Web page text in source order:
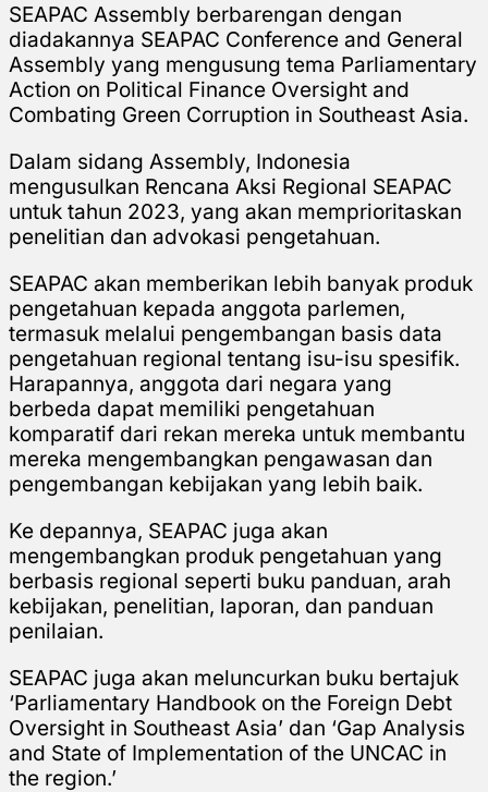
SEAPAC Assembly berbarengan dengan
diadakannya SEAPAC Conference and General
Assembly yang mengusung tema Parliamentary
Action on Political Finance Oversight and
Combating Green Corruption in Southeast Asia.
Dalam sidang Assembly, Indonesia
mengusulkan Rencana Aksi Regional SEAPAC
untuk tahun 2023, yang akan memprioritaskan
penelitian dan advokasi pengetahuan.
SEAPAC akan memberikan lebih banyak produk
pengetahuan kepada anggota parlemen,
termasuk melalui pengembangan basis data
pengetahuan regional tentang isu-isu spesifik.
Harapannya, anggota dari negara yang
berbeda dapat memiliki pengetahuan
komparatif dari rekan mereka untuk membantu
mereka mengembangkan pengawasan dan
pengembangan kebijakan yang lebih baik.
Ke depannya, SEAPAC juga akan
mengembangkan produk pengetahuan yang
berbasis regional seperti buku panduan, arah
kebijakan, penelitian, laporan, dan panduan
penilaian.
SEAPAC juga akan meluncurkan buku bertajuk
‘Parliamentary Handbook on the Foreign Debt
Oversight in Southeast Asia’ dan ‘Gap Analysis
and State of Implementation of the UNCAC in
the region.’